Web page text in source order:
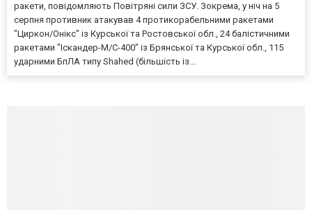
ракети, повідомляють Повітряні сили ЗСУ. Зокрема, у ніч на 5
серпня противник атакував 4 протикорабельними ракетами
"Циркон/Онікс" із Курської та Ростовської обл., 24 балістичними
ракетами "Іскандер-М/С-400" із Брянської та Курської обл., 115
ударними БпЛА типу Shahed (більшість із...